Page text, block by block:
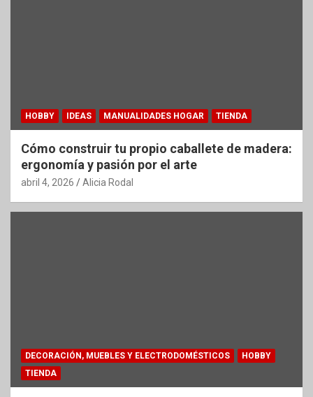
HOBBY IDEAS MANUALIDADES HOGAR TIENDA
Cómo construir tu propio caballete de madera:
ergonomía y pasión por el arte
abril 4, 2026 Alicia Rodal
DECORACIÓN, MUEBLES Y ELECTRODOMÉSTICOS
HOBBY
TIENDA